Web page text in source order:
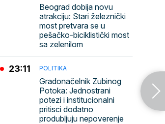
Beograd dobija novu
atrakciju: Stari železnički
most pretvara se u
pešačko-biciklistički most
sa zelenilom
POLITIKA
Gradonačelnik Zubinog
Potoka: Jednostrani
potezi i institucionalni
pritisci dodatno
produbljuju nepoverenje
23:11